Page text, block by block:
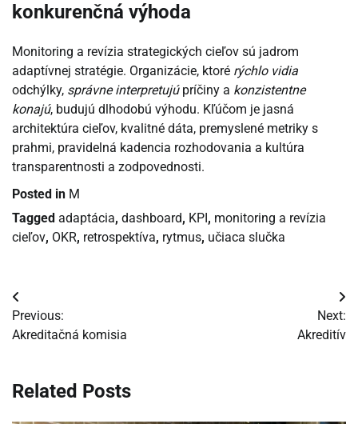
konkurenčná výhoda
Monitoring a revízia strategických cieľov sú jadrom
adaptívnej stratégie. Organizácie, ktoré rýchlo vidia
odchýlky, správne interpretujúpríčiny a konzistentne
konajú, budujú dlhodobú výhodu. Kľúčom je jasná
architektúra cieľov, kvalitné dáta, premyslené metriky s
prahmi, pravidelná kadencia rozhodovania a kultúra
transparentnosti a zodpovednosti.
Posted in M
Tagged adaptácia, dashboard, KPI, monitoring a revízia
cieľov, OKR, retrospektíva, rytmus, učiaca slučka
Navigácia
v
Previous:
Akreditačná komisia
Next:
Akreditív
Related Posts